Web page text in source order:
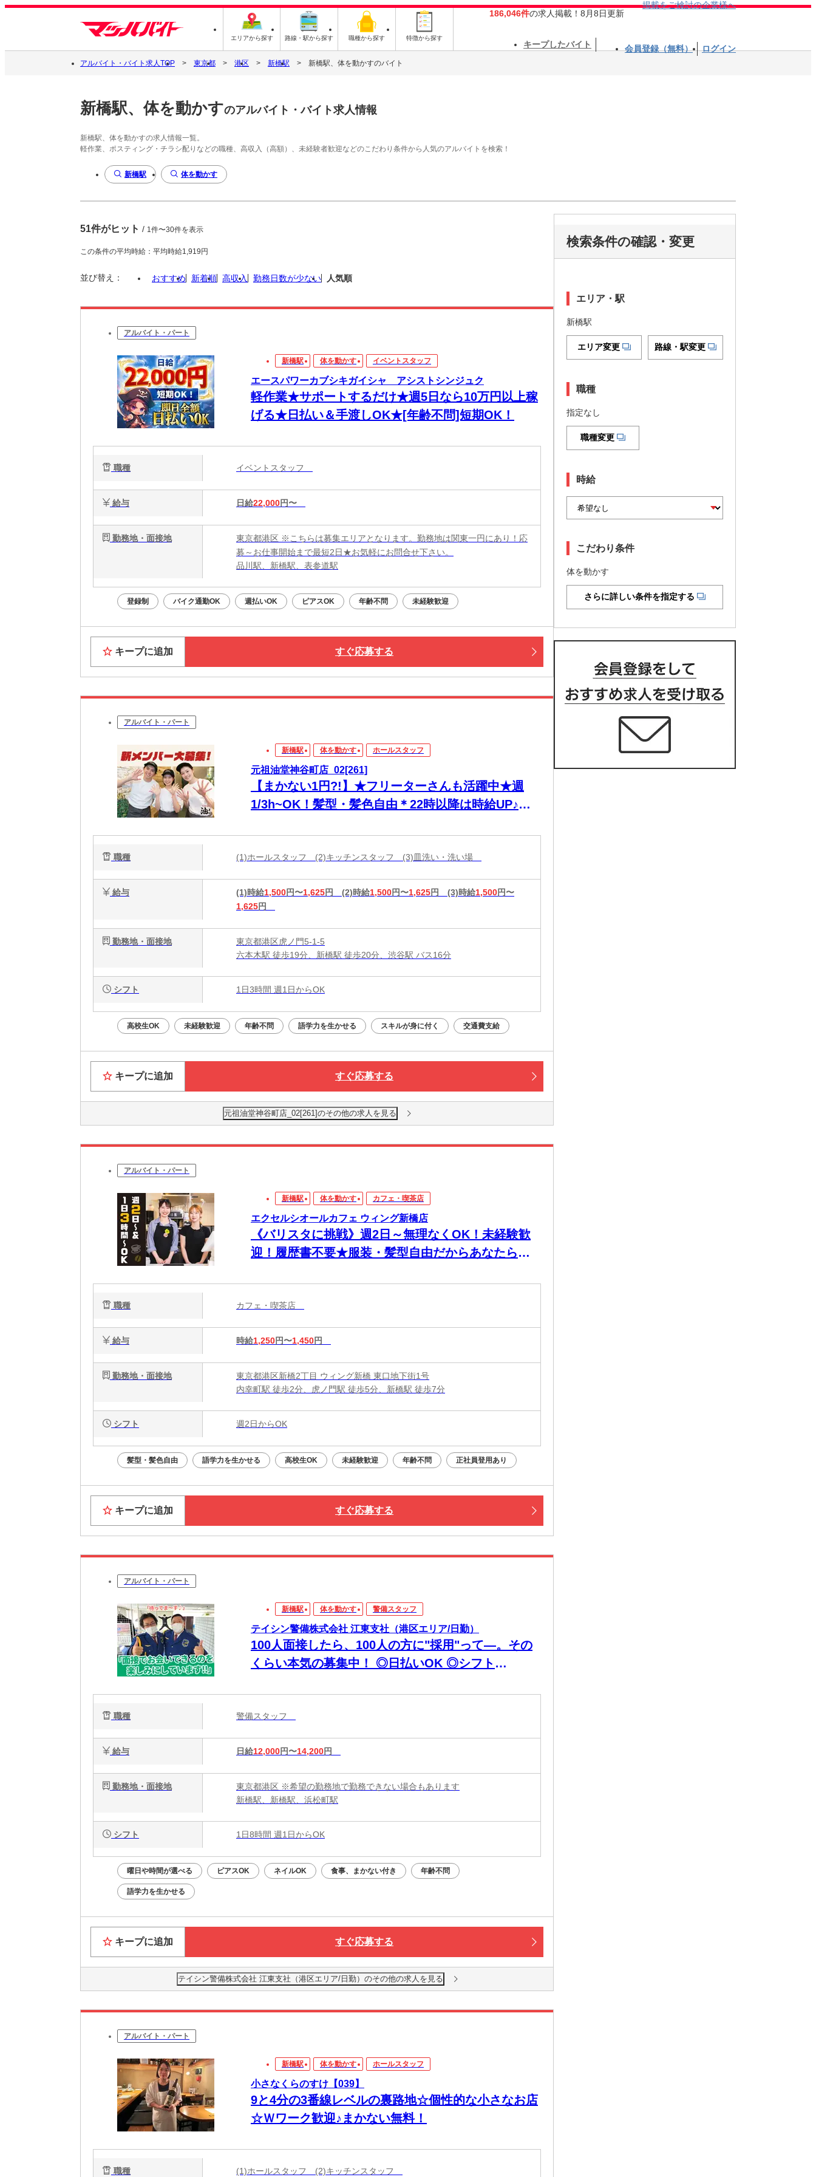
エリアから探す 路線・駅から探す 職種から探す 特徴から探す
186,046件の求人掲載！8月8日更新
掲載をご検討の企業様へ
キープしたバイト 会員登録（無料） ログイン
アルバイト・バイト求人TOP 東京都 港区 新橋駅 新橋駅、体を動かすのバイト
新橋駅、体を動かすのアルバイト・バイト求人情報
新橋駅、体を動かすの求人情報一覧。
軽作業、ポスティング・チラシ配りなどの職種、高収入（高額）、未経験者歓迎などのこだわり条件から人気のアルバイトを検索！
新橋駅 体を動かす
51件がヒット / 1件〜30件を表示
この条件の平均時給：平均時給1,919円
並び替え： おすすめ 新着順 高収入 勤務日数が少ない 人気順
アルバイト・パート
新橋駅 体を動かす イベントスタッフ
エースパワーカブシキガイシャ アシストシンジュク
軽作業★サポートするだけ★週5日なら10万円以上稼
げる★日払い＆手渡しOK★[年齢不問]短期OK！
職種 イベントスタッフ
給与 日給22,000円〜
勤務地・面接地
東京都港区 ※こちらは募集エリアとなります。勤務地は関東一円にあり！応
募～お仕事開始まで最短2日★お気軽にお問合せ下さい。
品川駅、新橋駅、表参道駅
登録制 バイク通勤OK 週払いOK ピアスOK 年齢不問 未経験歓迎
キープに追加 すぐ応募する
アルバイト・パート
新橋駅 体を動かす ホールスタッフ
元祖油堂神谷町店_02[261]
【まかない1円?!】★フリーターさんも活躍中★週
1/3h~OK！髪型・髪色自由＊22時以降は時給UP♪友
職種 (1)ホールスタッフ (2)キッチンスタッフ (3)皿洗い・洗い場
給与 (1)時給1,500円〜1,625円 (2)時給1,500円〜1,625円 (3)時給1,500円〜
1,625円
勤務地・面接地
東京都港区虎ノ門5-1-5
六本木駅 徒歩19分、新橋駅 徒歩20分、渋谷駅 バス16分
シフト 1日3時間 週1日からOK
高校生OK 未経験歓迎 年齢不問 語学力を生かせる スキルが身に付く 交通費支給
キープに追加 すぐ応募する
元祖油堂神谷町店_02[261]のその他の求人を見る
アルバイト・パート
新橋駅 体を動かす カフェ・喫茶店
エクセルシオールカフェ ウィング新橋店
《バリスタに挑戦》週2日～無理なくOK！未経験歓
迎！履歴書不要★服装・髪型自由だからあなたらし
職種 カフェ・喫茶店
給与 時給1,250円〜1,450円
勤務地・面接地
東京都港区新橋2丁目 ウィング新橋 東口地下街1号
内幸町駅 徒歩2分、虎ノ門駅 徒歩5分、新橋駅 徒歩7分
シフト 週2日からOK
髪型・髪色自由 語学力を生かせる 高校生OK 未経験歓迎 年齢不問 正社員登用あり
キープに追加 すぐ応募する
アルバイト・パート
新橋駅 体を動かす 警備スタッフ
テイシン警備株式会社 江東支社（港区エリア/日勤）
100人面接したら、100人の方に"採用"って―。その
くらい本気の募集中！ ◎日払いOK ◎シフト
職種 警備スタッフ
給与 日給12,000円〜14,200円
勤務地・面接地
東京都港区 ※希望の勤務地で勤務できない場合もあります
新橋駅、新橋駅、浜松町駅
シフト 1日8時間 週1日からOK
曜日や時間が選べる ピアスOK ネイルOK 食事、まかない付き 年齢不問
語学力を生かせる
キープに追加 すぐ応募する
テイシン警備株式会社 江東支社（港区エリア/日勤）のその他の求人を見る
アルバイト・パート
新橋駅 体を動かす ホールスタッフ
小さなくらのすけ【039】
9と4分の3番線レベルの裏路地☆個性的な小さなお店
☆Ｗワーク歓迎♪まかない無料！
職種 (1)ホールスタッフ (2)キッチンスタッフ
検索条件の確認・変更
エリア・駅
新橋駅
エリア変更 路線・駅変更
職種
指定なし
職種変更
時給
こだわり条件
体を動かす
さらに詳しい条件を指定する